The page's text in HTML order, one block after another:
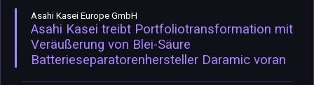
Asahi Kasei Europe GmbH
Asahi Kasei treibt Portfoliotransformation mit
Veräußerung von Blei-Säure
Batterieseparatorenhersteller Daramic voran